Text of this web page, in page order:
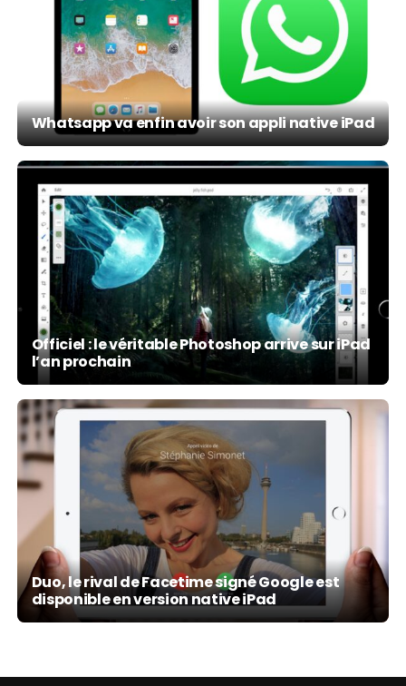
Whatsapp va enfin avoir son appli native iPad
Officiel : le véritable Photoshop arrive sur iPad
l’an prochain
Duo, le rival de Facetime signé Google est
disponible en version native iPad